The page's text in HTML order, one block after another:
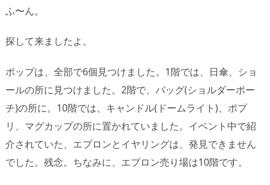
ふ〜ん。
探して来ましたよ。
ポップは、全部で6個見つけました。1階では、日傘、ショ
ールの所に見つけました。2階で、バッグ(ショルダーポー
チ)の所に。10階では、キャンドル(ドームライト)、ポプ
リ、マグカップの所に置かれていました。イベント中で紹
介されていた、エプロンとイヤリングは、発見できません
でした。残念。ちなみに、エプロン売り場は10階です。